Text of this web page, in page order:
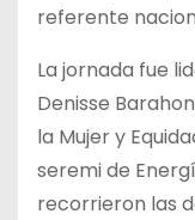
referente
La jornada fue
Denisse
la Mujer y
seremi de
recorrieron las